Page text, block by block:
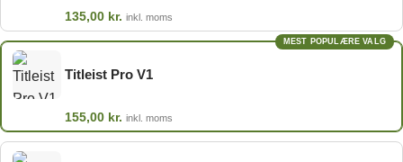
135,00 kr. inkl. moms
Titleist Pro V1
155,00 kr. inkl. moms
MEST POPULÆRE VALG